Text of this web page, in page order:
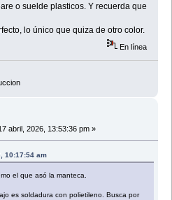
o suelde plasticos. Y recuerda que
lo único que quiza de otro color.
En línea
abril, 2026, 13:53:36 pm »
10:17:54 am
el que asó la manteca.
es soldadura con polietileno. Busca por